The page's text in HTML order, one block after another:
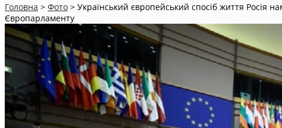
Головна > Фото > Український європейський спосіб життя Росія
Європарламенту